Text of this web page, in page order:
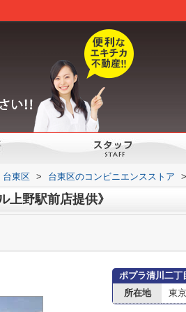
台東区 > 台東区のコンビニエンスストア >
上野駅前店提供》
ポプラ清川二丁
所在地
東